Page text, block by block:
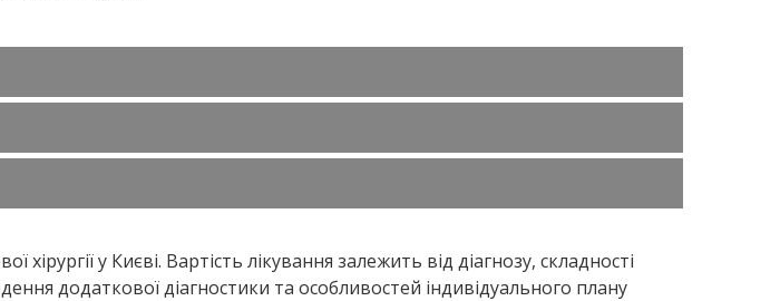
у Києві. Вартість лікування залежить від діагнозу, складності
додаткової діагностики та особливостей індивідуального плану